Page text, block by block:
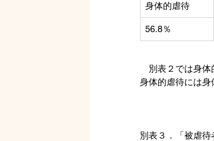
身体的虐待
56.8％
別表２では身体
身体的虐待には身
別表３．「被虐待